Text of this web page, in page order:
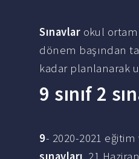
Sınavlar okul
dönem başından
kadar planlanarak
9 sınıf 2
9- 2020-2021